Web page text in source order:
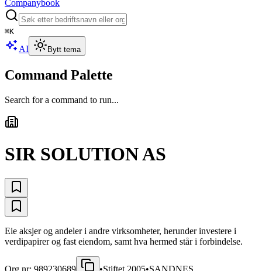
Companybook
⌘K
AI Bytt tema
Command Palette
Search for a command to run...
SIR SOLUTION AS
Eie aksjer og andeler i andre virksomheter, herunder investere i
verdipapirer og fast eiendom, samt hva hermed står i forbindelse.
Org.nr: 989230689 •Stiftet 2005•SANDNES